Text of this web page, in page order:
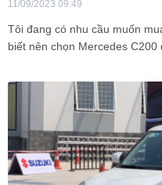
11/09/2023 09:49
Tôi đang có nhu cầu muốn
biết nên chọn Mercedes